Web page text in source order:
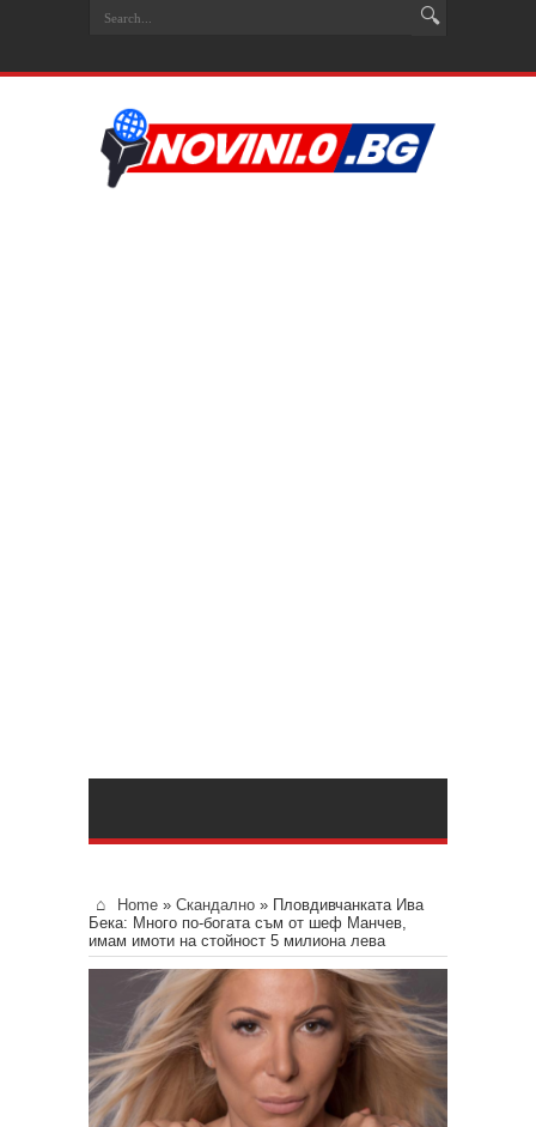
Home » Скандално » Пловдивчанката Ива
Бека: Много по-богата съм от шеф Манчев,
имам имоти на стойност 5 милиона лева